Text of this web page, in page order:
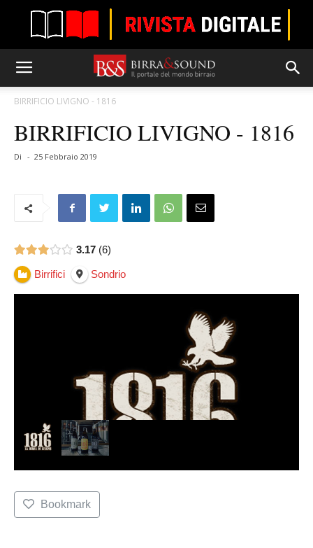
BIRRIFICIO LIVIGNO - 1816
BIRRIFICIO LIVIGNO - 1816
Di - 25 Febbraio 2019
3.17 6
Birrifici Sondrio
Bookmark